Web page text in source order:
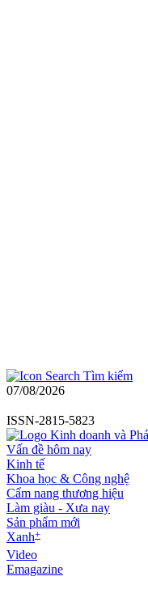
Tìm kiếm
07/08/2026
ISSN-2815-5823
Vấn đề hôm nay
Kinh tế
Khoa học & Công nghệ
Cẩm nang thương hiệu
Làm giàu - Xưa nay
Sản phẩm mới
Xanh+
Video
Emagazine